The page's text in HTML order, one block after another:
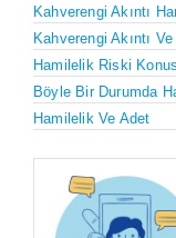
Kahverengi Akıntı
Kahverengi Akıntı
Hamilelik Riski
Böyle Bir Durumda
Hamilelik Ve Adet